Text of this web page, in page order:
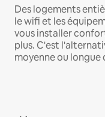
Des logements
le wifi et les
vous installer
plus. C'est
moyenne ou longue